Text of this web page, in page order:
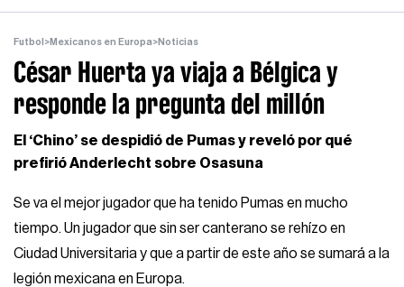
Futbol >Mexicanos en Europa>Noticias
César Huerta ya viaja a Bélgica y
responde la pregunta del millón
El ‘Chino’ se despidió de Pumas y reveló por qué
prefirió Anderlecht sobre Osasuna
Se va el mejor jugador que ha tenido Pumas en mucho
tiempo. Un jugador que sin ser canterano se rehízo en
Ciudad Universitaria y que a partir de este año se sumará a la
legión mexicana en Europa.